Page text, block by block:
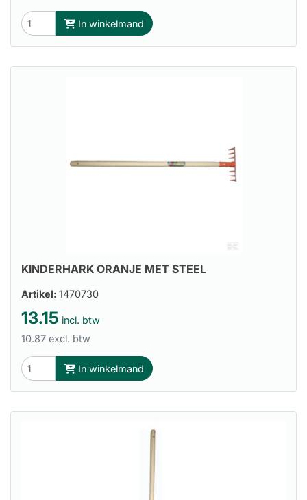
In winkelmand
KINDERHARK ORANJE MET STEEL
Artikel: 1470730
13.15 incl. btw
10.87 excl. btw
In winkelmand